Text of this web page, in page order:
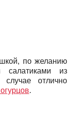
по желанию
салатиками из
отлично
.